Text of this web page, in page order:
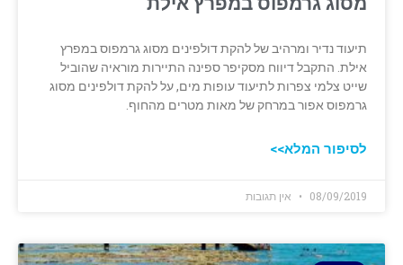
תיעוד נדיר ומרהיב של להקת דולפינים מסוג גרמפוס ‏במפרץ
אילת. התקבל דיווח מסקיפר ספינה התיירות מוראיה שהוביל
‏שייט צלמי צפרות לתיעוד עופות מים, על להקת דולפינים מסוג
גרמפוס אפור במרחק של מאות מטרים ‏מהחוף.
לסיפור המלא>>
08/09/2019 אין תגובות